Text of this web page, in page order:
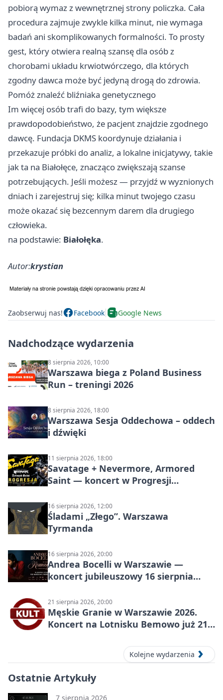
pobiorą wymaz z wewnętrznej strony policzka. Cała
procedura zajmuje zwykle kilka minut, nie wymaga
badań ani skomplikowanych formalności. To prosty
gest, który otwiera realną szansę dla osób z
chorobami układu krwiotwórczego, dla których
zgodny dawca może być jedyną drogą do zdrowia.
Pomóż znaleźć bliźniaka genetycznego
Im więcej osób trafi do bazy, tym większe
prawdopodobieństwo, że pacjent znajdzie zgodnego
dawcę. Fundacja DKMS koordynuje działania i
przekazuje próbki do analiz, a lokalne inicjatywy, takie
jak ta na Białołęce, znacząco zwiększają szanse
potrzebujących. Jeśli możesz — przyjdź w wyznionych
dniach i zarejestruj się; kilka minut twojego czasu
może okazać się bezcennym darem dla drugiego
człowieka.
na podstawie: Białołęka.
Autor:krystian
Zaobserwuj nas! Facebook Google News
Nadchodzące wydarzenia
8 sierpnia 2026, 10:00
Warszawa biega z Poland Business
Run – treningi 2026
8 sierpnia 2026, 18:00
Warszawa Sesja Oddechowa – oddech
i dźwięki
11 sierpnia 2026, 18:00
Savatage + Nevermore, Armored
Saint — koncert w Progresji
16 sierpnia 2026, 12:00
Śladami „Złego”. Warszawa
Tyrmanda
16 sierpnia 2026, 20:00
Andrea Bocelli w Warszawie —
koncert jubileuszowy 16 sierpnia
21 sierpnia 2026, 20:00
Męskie Granie w Warszawie 2026.
Koncert na Lotnisku Bemowo już 21
Kolejne wydarzenia
Ostatnie Artykuły
7 sierpnia 2026